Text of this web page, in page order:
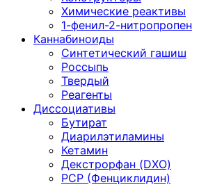
Химические реактивы
1-фенил-2-нитропропен
Каннабиноиды
Синтетический гашиш
Россыпь
Твердый
Реагенты
Диссоциативы
Бутират
Диарилэтиламины
Кетамин
Декстрорфан (DXO)
PCP (Фенциклидин)